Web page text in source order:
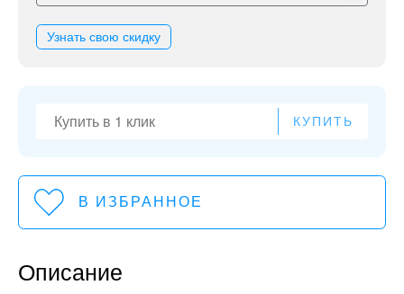
Узнать свою скидку
КУПИТЬ
В ИЗБРАННОЕ
Описание